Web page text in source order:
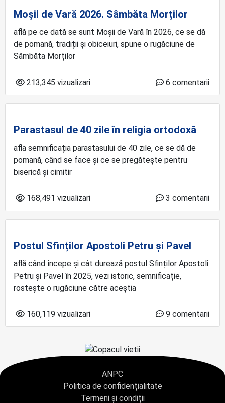
Moșii de Vară 2026. Sâmbăta Morților
află pe ce dată se sunt Moșii de Vară în 2026, ce se dă
de pomană, tradiții și obiceiuri, spune o rugăciune de
Sâmbăta Morților
213,345 vizualizari 6 comentarii
Parastasul de 40 zile în religia ortodoxă
afla semnificația parastasului de 40 zile, ce se dă de
pomană, când se face și ce se pregătește pentru
biserică și cimitir
168,491 vizualizari 3 comentarii
Postul Sfinților Apostoli Petru și Pavel
află când începe și cât durează postul Sfinților Apostoli
Petru și Pavel în 2025, vezi istoric, semnificație,
rostește o rugăciune către aceștia
160,119 vizualizari 9 comentarii
ANPC
Politica de confidențialitate
Termeni și condiții